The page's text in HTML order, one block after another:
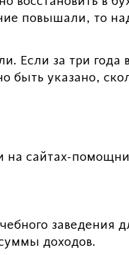
повышали, то
Если за три
быть указано,
сайтах-
заведения
доходов.